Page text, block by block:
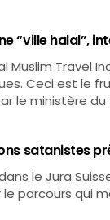
“ville halal”,
Muslim
Ceci est le
le ministère
satanistes
le Jura
le parcours qui